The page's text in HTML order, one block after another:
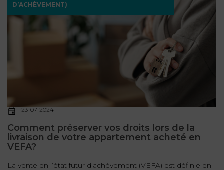
D’ACHÈVEMENT)
23-07-2024
Comment préserver vos droits lors de la
livraison de votre appartement acheté en
VEFA?
La vente en l’état futur d’achèvement (VEFA) est définie en